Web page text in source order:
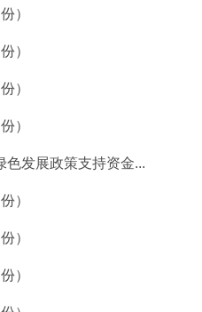
）
）
）
）
发展政策支持资金...
）
）
）